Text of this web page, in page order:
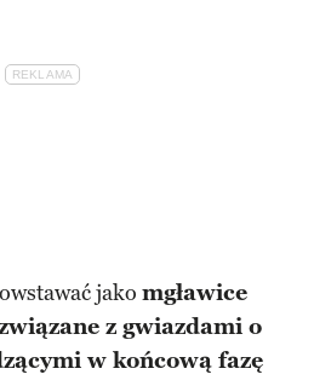
jako mgławice
z gwiazdami o
w końcową fazę